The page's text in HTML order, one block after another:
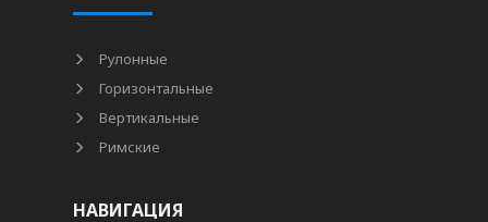
Рулонные
Горизонтальные
Вертикальные
Римские
НАВИГАЦИЯ